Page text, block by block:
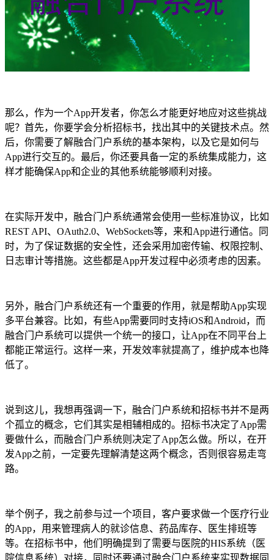
那么，作为一个App开发者，你怎么才能更好地应对这些挑战
呢？首先，你要学会分析招标书，找出其中的关键技术点。然
后，你需要了解融合门户系统的基本架构，以及它是如何与
App进行交互的。最后，你还要具备一定的系统集成能力，这
样才能确保App和企业的其他系统能够顺利对接。
在实际开发中，融合门户系统通常会使用一些标准协议，比如
REST API、OAuth2.0、WebSockets等，来和App进行通信。同
时，为了保证数据的安全性，还会采用加密传输、权限控制、
日志审计等措施。这些都是App开发过程中必须考虑的因素。
另外，融合门户系统还有一个重要的作用，就是帮助App实现
多平台兼容。比如，有些App需要同时支持iOS和Android，而
融合门户系统可以提供一个统一的接口，让App在不同平台上
都能正常运行。这样一来，开发效率就提高了，维护成本也降
低了。
说到这儿，我想再强调一下，融合门户系统和招标书并不是两
个孤立的概念，它们其实是相辅相成的。招标书决定了App需
要做什么，而融合门户系统则决定了App怎么做。所以，在开
发App之前，一定要先理解清楚这两个概念，否则很容易走弯
路。
举个例子，我之前参与过一个项目，客户要求做一个医疗行业
的App，用来管理病人的就诊信息、药品库存、医生排班等
等。在招标书中，他们明确提到了需要与医院的HIS系统（医
院信息系统）对接，同时还要通过融合门户系统来实现数据同